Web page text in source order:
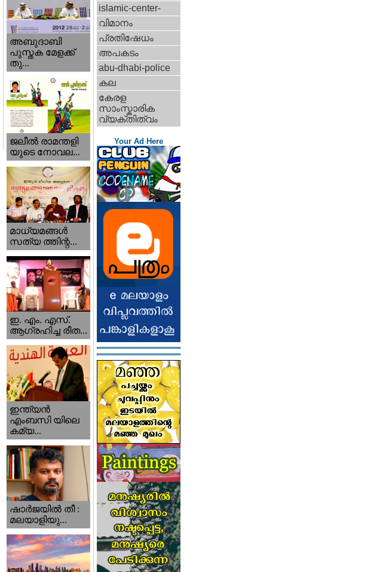
അബുദാബി
പുസ്തക മേളക്ക്
തു...
ജലീല്‍ രാമന്തളി
യുടെ നോവല...
മാധ്യമങ്ങള്‍
സത്യ ത്തിന്റ...
ഇ. എം. എസ്.
ആഗ്രഹിച്ച രീത...
ഇന്ത്യന്‍
എംബസി യിലെ
കമ്യ...
ഷാര്‍ജയില്‍ തീ :
മലയാളിയു...
islamic-center-
വിമാനം
പ്രതിഷേധം
അപകടം
abu-dhabi-police
കല
കേരള
സാംസ്കാരിക
വ്യക്തിത്വം
Your Ad Here